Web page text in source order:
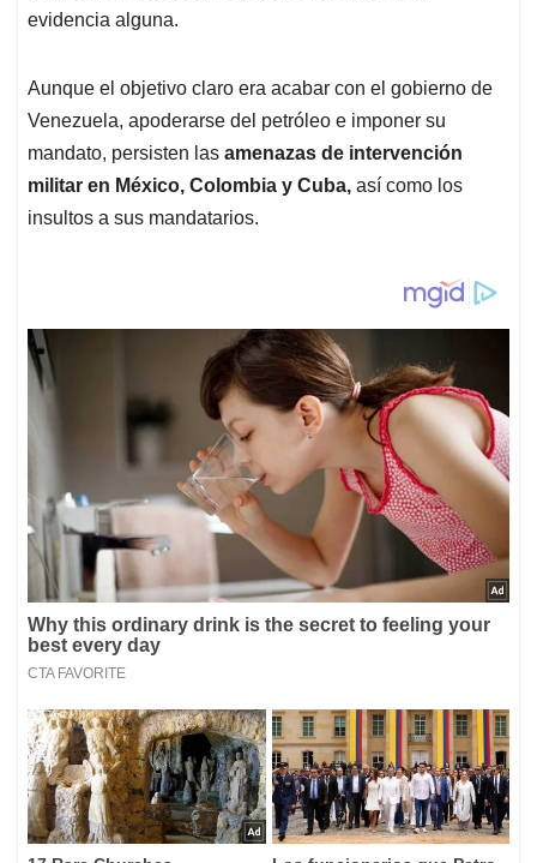
evidencia alguna.
Aunque el objetivo claro era acabar con el gobierno de
Venezuela, apoderarse del petróleo e imponer su
mandato, persisten las amenazas de intervención
militar en México, Colombia y Cuba, así como los
insultos a sus mandatarios.